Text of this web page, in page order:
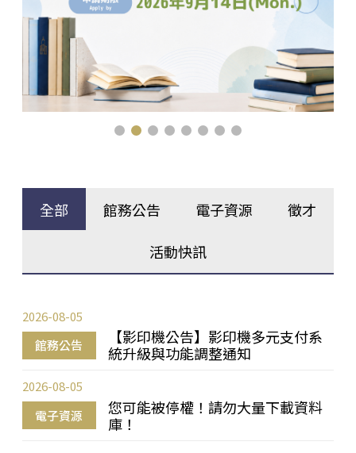
全部 館務公告 電子資源 徵才
活動快訊
館務公告
【影印機公告】影印機多元支付系
統升級與功能調整通知
2026-08-05
電子資源
您可能被停權！請勿大量下載資料
庫！
2026-08-05